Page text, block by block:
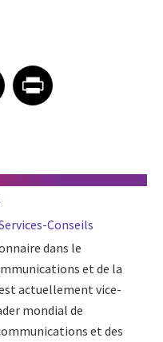
on Email
EmailShare article on Print
Conseils
dans le
et de la
actuellement vice-
mondial de
et des